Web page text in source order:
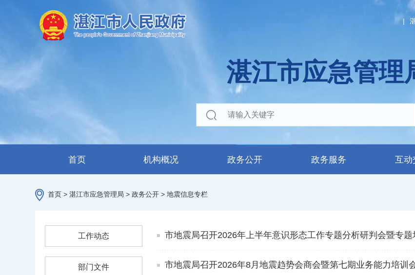
|
湛江市应急管理
首页 机构概况 政务公开 政务服务 互动
首页 > 湛江市应急管理局 > 政务公开 > 地震信息专栏
工作动态
部门文件
市地震局召开2026年上半年意识形态工作专题分析研判会暨专题
市地震局召开2026年8月地震趋势会商会暨第七期业务能力培训